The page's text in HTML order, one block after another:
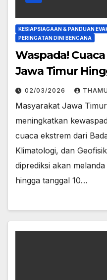
KESIAPSIAGAAN & PANDUAN
PERINGATAN DINI BENCANA
Waspada!
Jawa Timur
02/03/2026
​Masyarakat Jawa
meningkatkan
cuaca ekstrem dari
Klimatologi, dan
diprediksi akan
hingga tanggal 10…